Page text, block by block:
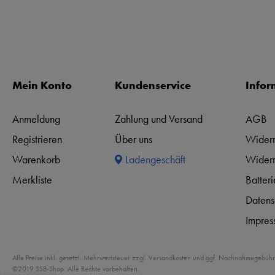
Mein Konto
Anmeldung
Registrieren
Warenkorb
Merkliste
Kundenservice
Zahlung und Versand
Über uns
Ladengeschäft
AGB
Alle Preise inkl. gesetzl. Mehrwertsteuer zzgl. Versandkosten und ggf.
©2019 SSB-Shop. Alle Rechte vorbehalten.